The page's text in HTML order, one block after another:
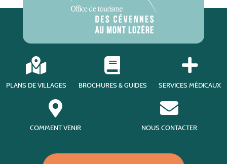
PLANS DE VILLAGES BROCHURES & GUIDES SERVICES MÉDICAUX
COMMENT VENIR NOUS CONTACTER